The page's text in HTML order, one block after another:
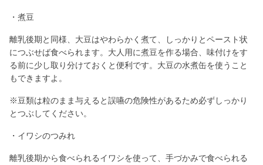
・煮豆
離乳後期と同様、大豆はやわらかく煮て、しっかりとペースト状
につぶせば食べられます。大人用に煮豆を作る場合、味付けをす
る前に少し取り分けておくと便利です。大豆の水煮缶を使うこと
もできますよ。
※豆類は粒のまま与えると誤嚥の危険性があるため必ずしっかり
とつぶしてください。
・イワシのつみれ
離乳後期から食べられるイワシを使って、手づかみで食べられる